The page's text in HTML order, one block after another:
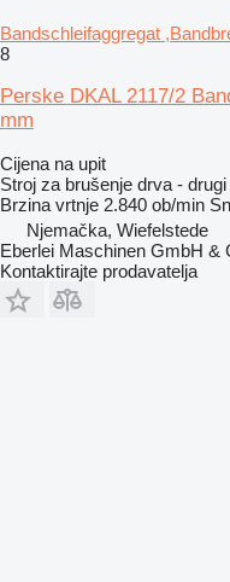
Bandschleifaggregat
8
Perske DKAL 2117/2
mm
Cijena na upit
Stroj za brušenje drva -
Brzina vrtnje 2.840 ob/min
Njemačka, Wiefelstede
Eberlei Maschinen GmbH &
Kontaktirajte prodavatelja